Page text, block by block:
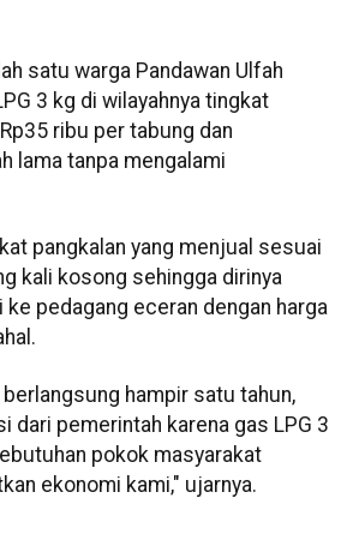
satu warga Pandawan Ulfah
3 kg di wilayahnya tingkat
ribu per tabung dan
lama tanpa mengalami
pangkalan yang menjual sesuai
kali kosong sehingga dirinya
pedagang eceran dengan harga
hampir satu tahun,
dari pemerintah karena gas LPG 3
pokok masyarakat
ekonomi kami," ujarnya.